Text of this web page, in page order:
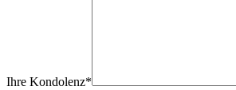
Ihre Kondolenz*